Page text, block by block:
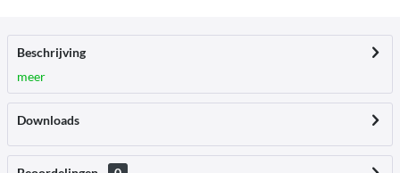
Beschrijving
meer
Downloads